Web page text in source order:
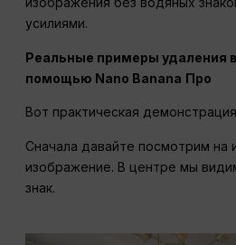
усилиями.
Реальные примеры удаления
помощью Nano Banana Про
Вот практическая
Сначала давайте посмотрим на
изображение. В центре мы
знак.